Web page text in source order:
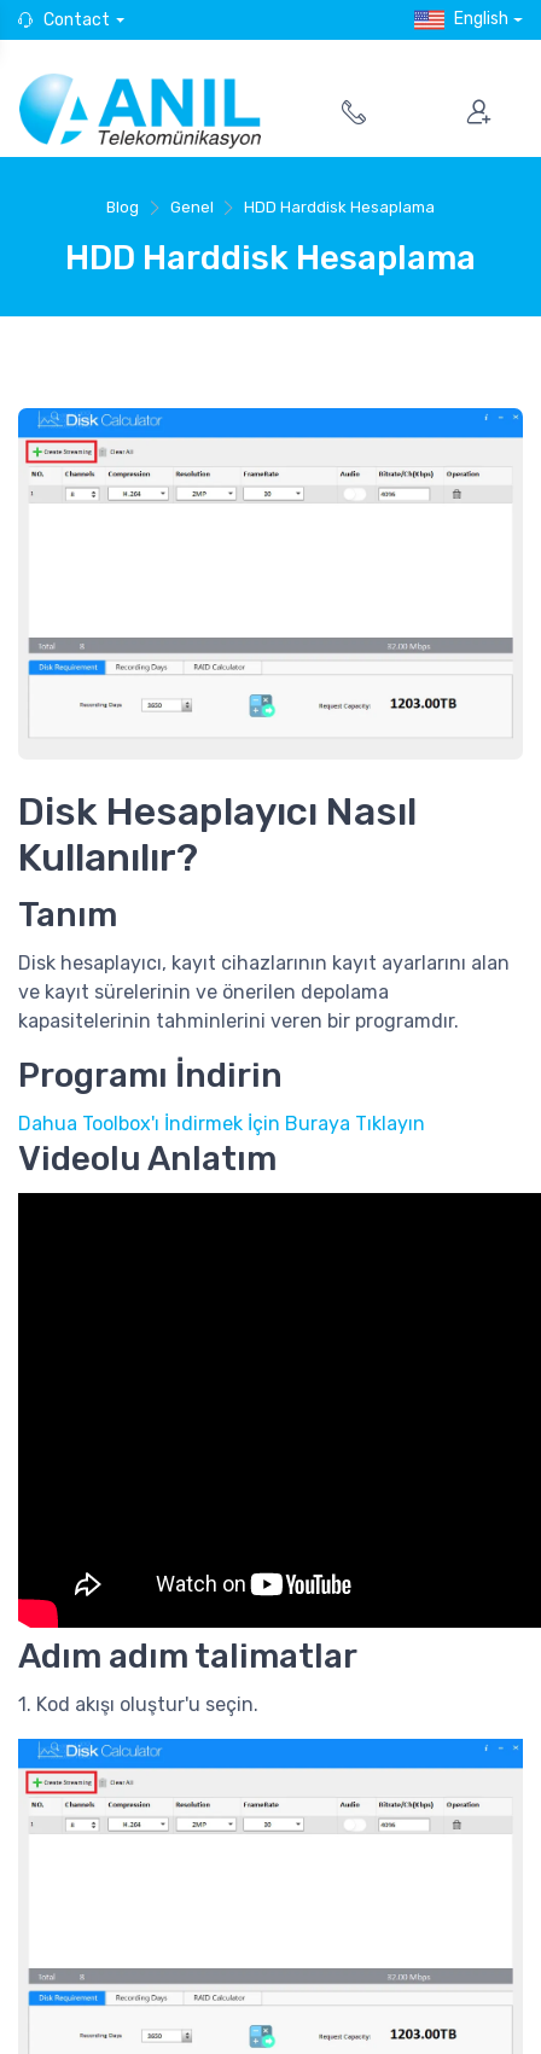
Contact English
Blog Genel HDD Harddisk Hesaplama
HDD Harddisk Hesaplama
Disk Hesaplayıcı Nasıl
Kullanılır?
Tanım
Disk hesaplayıcı, kayıt cihazlarının kayıt ayarlarını alan
ve kayıt sürelerinin ve önerilen depolama
kapasitelerinin tahminlerini veren bir programdır.
Programı İndirin
Dahua Toolbox'ı İndirmek İçin Buraya Tıklayın
Videolu Anlatım
Adım adım talimatlar
1. Kod akışı oluştur'u seçin.